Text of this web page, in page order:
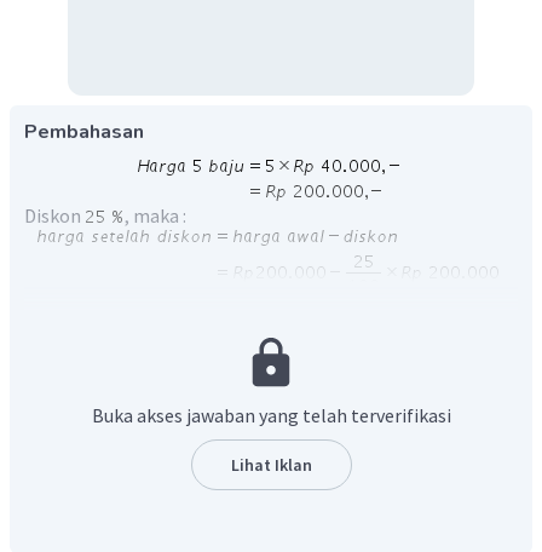
Pembahasan
Diskon , maka :
Jadi, Jika Anggi membeli 5 buah baju ia harus
Buka akses jawaban yang telah terverifikasi
Lihat Iklan